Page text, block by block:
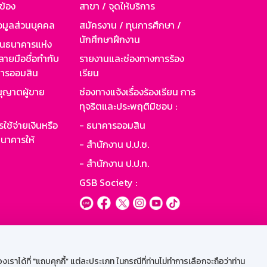
ได้ที่ "แถบคุกกี้” แต่ละประเภท ในกรณีที่ท่านไม่ทำการเลือกจะถือว่าท่าน
อง
มูลส่วนบุคคล
นาคารแห่ง
ายมือชื่อกำกับ
รออมสิน
ญาตผู้ขาย
ช้จ่ายเงินหรือ
คารให้
สาขา / จุดให้บริการ
สมัครงาน / ทุนการศึกษา /
นักศึกษาฝึกงาน
รายงานและช่องทางการร้อง
เรียน
ช่องทางแจ้งเรื่องร้องเรียน การ
ทุจริตและประพฤติมิชอบ :
- ธนาคารออมสิน
- สำนักงาน ป.ป.ช.
- สำนักงาน ป.ป.ท.
GSB Society :